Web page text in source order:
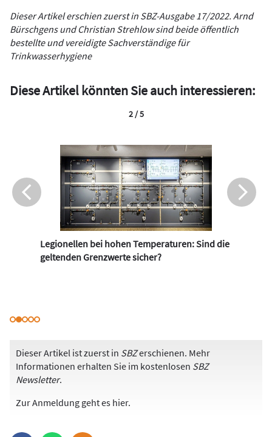
Dieser Artikel erschien zuerst in SBZ-Ausgabe 17/2022. Arnd
Bürschgens und Christian Strehlow sind beide öffentlich
bestellte und vereidigte Sachverständige für
Trinkwasserhygiene
Diese Artikel könnten Sie auch interessieren:
Legionellen bei hohen Temperaturen: Sind die
geltenden Grenzwerte sicher?
2 / 5
Dieser Artikel ist zuerst in SBZerschienen. Mehr
Informationen erhalten Sie im kostenlosen SBZ
Newsletter.
Zur Anmeldung geht es hier.